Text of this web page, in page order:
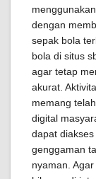
dengan
sepak bola
bola di situs
agar tetap
akurat.
memang
digital
dapat
genggaman
nyaman.